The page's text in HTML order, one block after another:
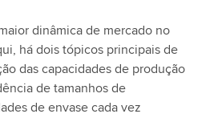
dinâmica de mercado no
há dois tópicos principais de
das capacidades de produção
de tamanhos de
de envase cada vez